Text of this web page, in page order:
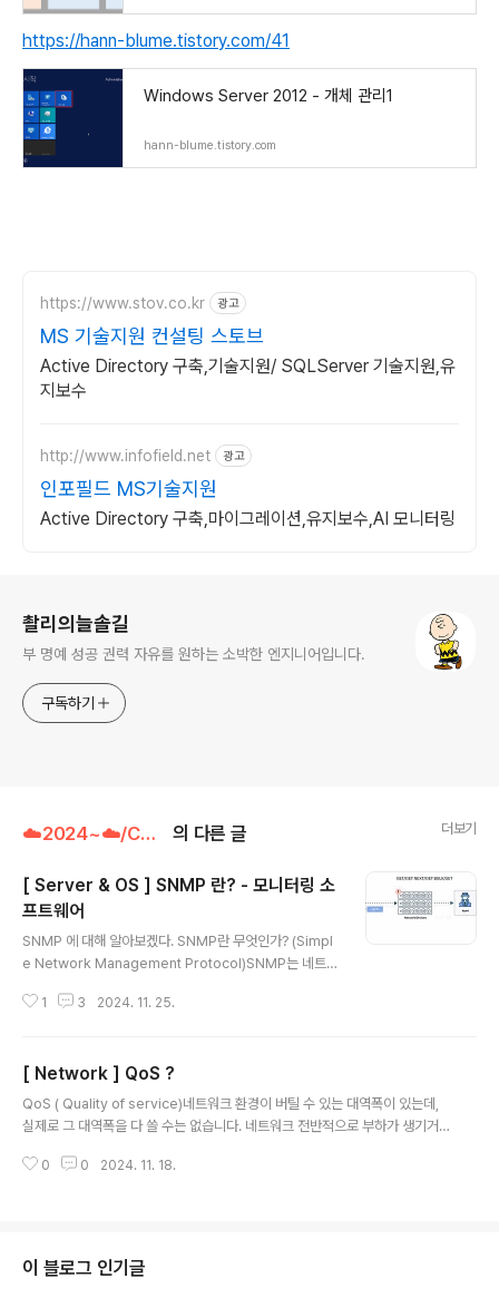
https://hann-blume.tistory.com/41
Windows Server 2012 - 개체 관리1
hann-blume.tistory.com
https://www.stov.co.kr 광고
MS 기술지원 컨설팅 스토브
Active Directory 구축,기술지원/ SQLServer 기술지원,유
지보수
http://www.infofield.net 광고
인포필드 MS기술지원
Active Directory 구축,마이그레이션,유지보수,AI 모니터링
촬리의늘솔길
부 명예 성공 권력 자유를 원하는 소박한 엔지니어입니다.
구독하기
☁️2024~☁️/Computer Science 의 다른 글 더보기
[ Server & OS ] SNMP 란? - 모니터링 소
프트웨어
SNMP 에 대해 알아보겠다. SNMP란 무엇인가? (Simpl
e Network Management Protocol)SNMP는 네트워
하는데 도움이 되는 표준 통신 프로토콜이다.UDP 상에 정
ment information base) 로 알려진 간단한 명령 세트를
사용하여 네트워크의 장치를 관리한다.MIB는 SNMP 로
관리할 수 있는 개체와, 해당 개체에 대해 수집할 수 있는
소프트웨어에서 쿼리할 수 있는 MIB 가 내장되어있다. 동
1 3 2024. 11. 25.
[ Network ] QoS ?
QoS ( Quality of service)네트워크 환경이 버틸 수 있는 대역폭이 있는데,
실제로 그 대역폭을 다 쓸 수는 없습니다. 네트워크 전반적으로 부하가 생기거
지 쓰고 싶다고 설정을 겁니다. ⇒ 대역폭에 대한 한도를 겁니다.500이 넘는게
래픽에 대한 안정성을 지킬 수 있습니다. QoS(품질 서비스)는 네트워크에서 데
이터 전송 시 일정한 품질 수준을 보장하기 위한 기술입니다. QoS는 네트워..
0 0 2024. 11. 18.
이 블로그 인기글